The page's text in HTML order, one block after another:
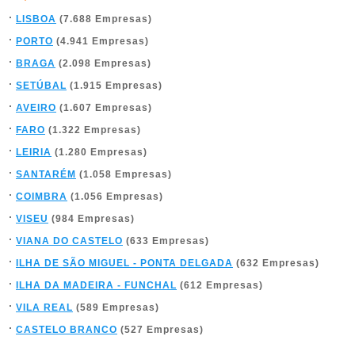
LISBOA (7.688 Empresas)
PORTO (4.941 Empresas)
BRAGA (2.098 Empresas)
SETÚBAL (1.915 Empresas)
AVEIRO (1.607 Empresas)
FARO (1.322 Empresas)
LEIRIA (1.280 Empresas)
SANTARÉM (1.058 Empresas)
COIMBRA (1.056 Empresas)
VISEU (984 Empresas)
VIANA DO CASTELO (633 Empresas)
ILHA DE SÃO MIGUEL - PONTA DELGADA (632 Empresas)
ILHA DA MADEIRA - FUNCHAL (612 Empresas)
VILA REAL (589 Empresas)
CASTELO BRANCO (527 Empresas)